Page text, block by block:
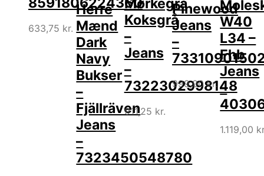
633,75 kr.
Herre
Mænd
Dark
Navy
Bukser
–
Fjällräven
Jeans
–
7323450548780
Mørkegrå
Koksgrå
–
Jeans
–
7322302998148
911,25 kr.
Pinewood
Jeans
–
999,00kr.
W40
L34 –
Fhb
Jeans
–
1.119,00